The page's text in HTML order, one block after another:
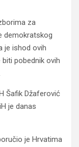
za
demokratskog
je ishod ovih
pobednik ovih
Šafik Džaferović
je danas
je Hrvatima